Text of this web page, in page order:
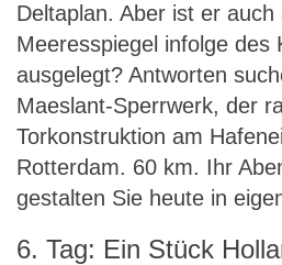
Deltaplan. Aber ist er
Meeresspiegel infolge des
ausgelegt? Antworten
Maeslant-Sperrwerk, der
Torkonstruktion am
Rotterdam. 60 km. Ihr
gestalten Sie heute in
6. Tag: Ein Stück